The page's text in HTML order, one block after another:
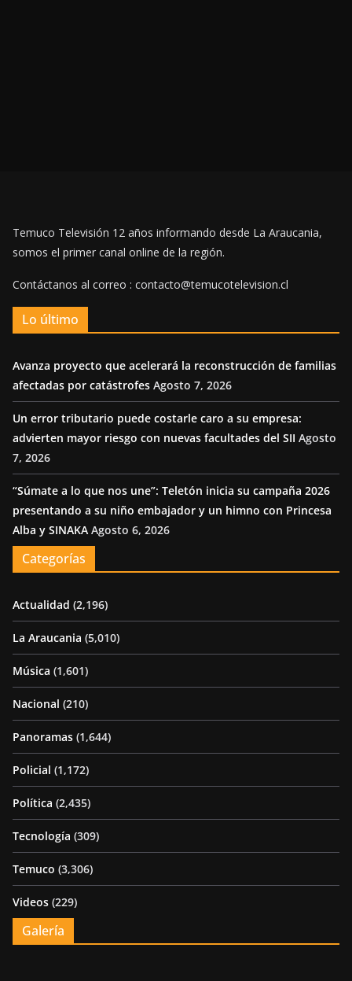
Temuco Televisión 12 años informando desde La Araucania,
somos el primer canal online de la región.
Contáctanos al correo : contacto@temucotelevision.cl
Lo último
Avanza proyecto que acelerará la reconstrucción de familias
afectadas por catástrofes Agosto 7, 2026
Un error tributario puede costarle caro a su empresa:
advierten mayor riesgo con nuevas facultades del SII Agosto
7, 2026
“Súmate a lo que nos une”: Teletón inicia su campaña 2026
presentando a su niño embajador y un himno con Princesa
Alba y SINAKA Agosto 6, 2026
Categorías
Actualidad (2,196)
La Araucania (5,010)
Música (1,601)
Nacional (210)
Panoramas (1,644)
Policial (1,172)
Política (2,435)
Tecnología (309)
Temuco (3,306)
Videos (229)
Galería